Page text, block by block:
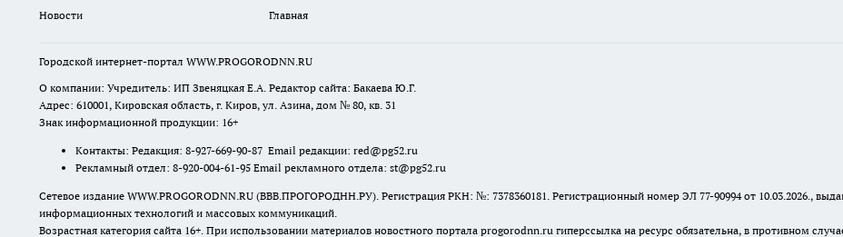
Новости
Главная
Городской интернет-портал WWW.PROGORODNN.RU
О компании: Учредитель: ИП Звеняцкая Е.А. Редактор сайта: Бакаева Ю.Г.
Адрес: 610001, Кировская область, г. Киров, ул. Азина, дом № 80, кв. 31
Знак информационной продукции: 16+
Контакты: Редакция: 8-927-669-90-87 Email редакции: red@pg52.ru
Рекламный отдел: 8-920-004-61-95 Email рекламного отдела: st@pg52.ru
Сетевое издание WWW.PROGORODNN.RU (ВВВ.ПРОГОРОДНН.РУ). Регистрация РКН: №: 7378360181. Регистрационный номер ЭЛ 77-90994 от 10.03.2026.,
информационных технологий и массовых коммуникаций.
Возрастная категория сайта 16+. При использовании материалов новостного портала progorodnn.ru гиперссылка на ресурс обязательна, в противном